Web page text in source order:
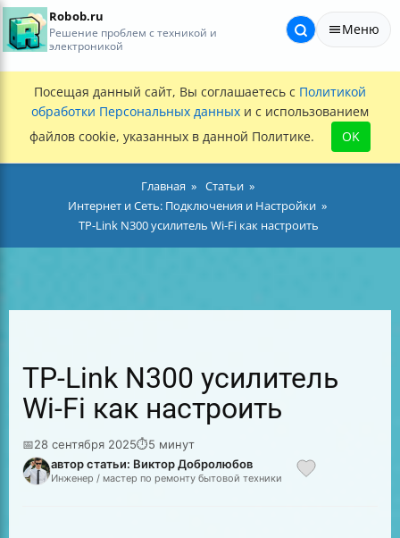
Robob.ru
Решение проблем с техникой и
электроникой
Меню
Посещая данный сайт, Вы соглашаетесь с Политикой
обработки Персональных данных и с использованием
файлов cookie, указанных в данной Политике.
OK
Главная
Статьи
Интернет и Сеть: Подключения и Настройки
TP-Link N300 усилитель Wi-Fi как настроить
TP-Link N300 усилитель
Wi-Fi как настроить
📅28 сентября 2025⏱5 минут
автор статьи: Виктор Добролюбов
Инженер / мастер по ремонту бытовой техники